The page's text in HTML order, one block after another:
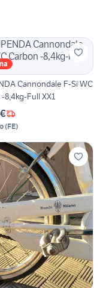
Cannondale F-Si WC
8,4kg-Full XX1
(FE)